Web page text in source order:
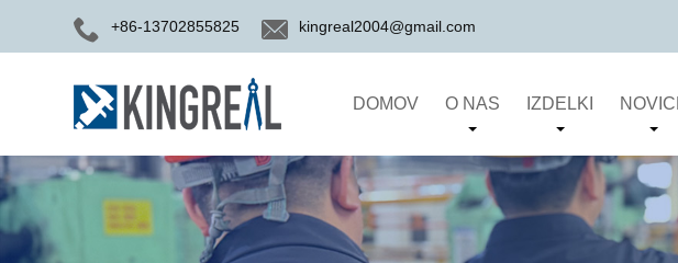
+86-13702855825 kingreal2004@gmail.com
DOMOV O NAS IZDELKI